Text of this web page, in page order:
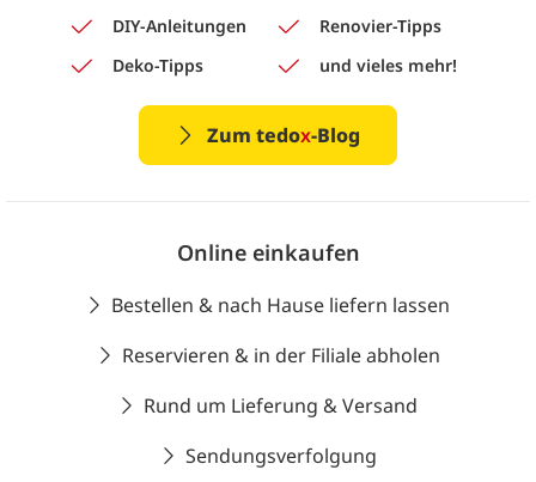
DIY-Anleitungen
Renovier-Tipps
Deko-Tipps
und vieles mehr!
Zum tedox-Blog
Online einkaufen
Bestellen & nach Hause liefern lassen
Reservieren & in der Filiale abholen
Rund um Lieferung & Versand
Sendungsverfolgung